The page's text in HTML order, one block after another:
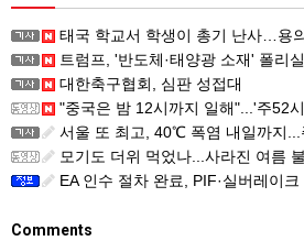
태국 학교서 학생이 총기 난사…용
트럼프, '반도체·태양광 소재' 폴리실리콘 파생 제
대한축구협회, 심판 성접대
"중국은 밤 12시까지 일해"...'주52
서울 또 최고, 40℃ 폭염 내일까지...
모기도 더위 먹었나...사라진 여름
EA 인수 절차 완료, PIF·실버레이
Comments